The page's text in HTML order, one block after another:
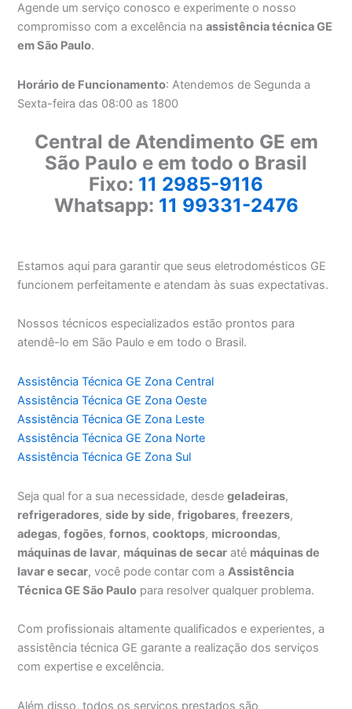
Agende um serviço conosco e experimente o nosso
compromisso com a excelência naassistência técnica GE
em São Paulo.
Horário de Funcionamento: Atendemos de Segunda a
Sexta-feira das 08:00 as 1800
Central de Atendimento GE em
São Paulo e em todo o Brasil
Fixo: 11 2985-9116
Whatsapp: 11 99331-2476
Estamos aqui para garantir que seus eletrodomésticos GE
funcionem perfeitamente e atendam às suas expectativas.
Nossos técnicos especializados estão prontos para
atendê-lo em São Paulo e em todo o Brasil.
Assistência Técnica GE Zona Central
Assistência Técnica GE Zona Oeste
Assistência Técnica GE Zona Leste
Assistência Técnica GE Zona Norte
Assistência Técnica GE Zona Sul
Seja qual for a sua necessidade, desdegeladeiras,
refrigeradores,side by side,frigobares,freezers,
adegas,fogões,fornos,cooktops, microondas,
máquinas de lavar, máquinas de secar até máquinas de
lavar e secar, você pode contar com a Assistência
Técnica GE São Paulo para resolver qualquer problema.
Com profissionais altamente qualificados e experientes, a
assistência técnica GE garante a realização dos serviços
com expertise e excelência.
Além disso, todos os serviços prestados são